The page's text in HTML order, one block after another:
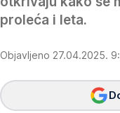
proleća i leta.
Objavljeno 27.04.2025.